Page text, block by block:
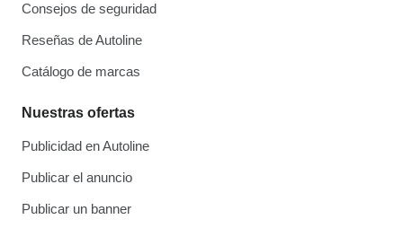
Consejos de seguridad
Reseñas de Autoline
Catálogo de marcas
Nuestras ofertas
Publicidad en Autoline
Publicar el anuncio
Publicar un banner